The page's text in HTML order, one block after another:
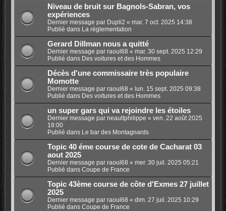
Niveau de bruit sur Bagnols-Sabran, vos
expériences
Dernier message par Dupli2 « mar. 7 oct. 2025 14:38
Publié dans La règlementation
Gerard Dillman nous a quitté
Dernier message par raoul68 « mar. 30 sept. 2025 12:29
Publié dans Des voitures et des Hommes
Décès d'une commissaire très populaire
Momotte
Dernier message par raoul68 « lun. 15 sept. 2025 09:38
Publié dans Des voitures et des Hommes
un super gars qui va rejoindre les étoiles
Dernier message par neaultphilippe « ven. 22 août 2025
18:00
Publié dans Le bar des Montagnards
Topic 40 éme course de cote de Cacharat 03
aout 2025
Dernier message par raoul68 « mer. 30 juil. 2025 05:21
Publié dans Coupe de France
Topic 43ème course de côte d'Exmes 27 juillet
2025
Dernier message par raoul68 « dim. 27 juil. 2025 10:29
Publié dans Coupe de France